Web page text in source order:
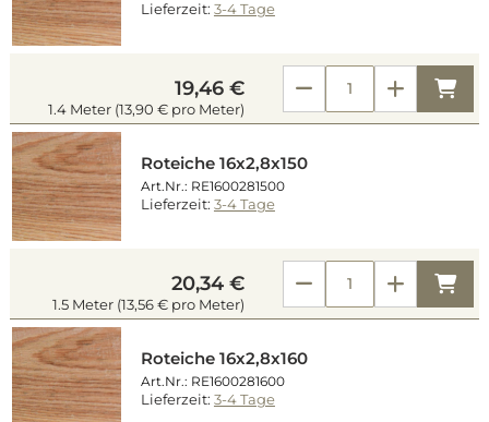
Lieferzeit: 3-4 Tage
19,46 €
1.4 Meter (13,90 € pro Meter)
Roteiche 16x2,8x150
Art.Nr.: RE1600281500
Lieferzeit: 3-4 Tage
20,34 €
1.5 Meter (13,56 € pro Meter)
Roteiche 16x2,8x160
Art.Nr.: RE1600281600
Lieferzeit: 3-4 Tage